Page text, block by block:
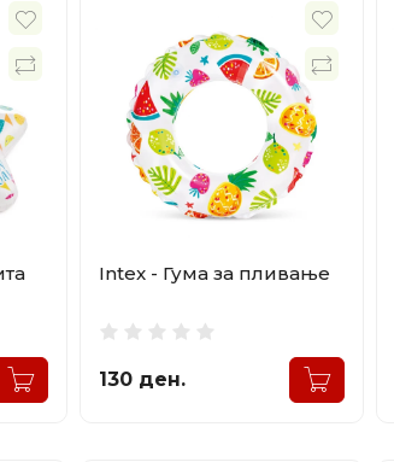
Intex - Гума за пливање
130 ден.